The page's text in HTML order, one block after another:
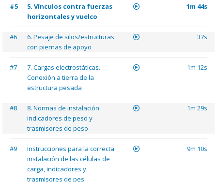
#5
5. Vínculos contra fuerzas
horizontales y vuelco
1m 44s
#6
6. Pesaje de silos/estructuras
con piernas de apoyo
37s
#7
7. Cargas electrostáticas.
Conexión a tierra de la
estructura pesada
1m 12s
#8
8. Normas de instalación
indicadores de peso y
trasmisores de peso
1m 29s
#9
Instrucciones para la correcta
instalación de las células de
carga, indicadores y
trasmisores de pes
9m 10s